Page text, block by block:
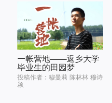
一帐营地——返乡大学
毕业生的田园梦
投稿作者：穆曼莉 陈林林 穆诗
颖